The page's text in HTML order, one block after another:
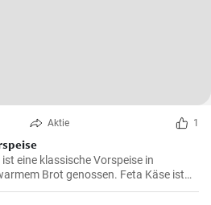
Aktie 1
eine klassische Vorspeise in
Brot genossen. Feta Käse ist
pikant aber nicht zu salzig .